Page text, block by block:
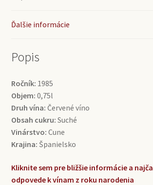
Ďalšie informácie
Popis
Ročník: 1985
Objem: 0,75l
Druh vína: Červené víno
Obsah cukru: Suché
Vinárstvo: Cune
Krajina: Španielsko
Kliknite sem pre bližšie informácie a
odpovede k vínam z roku narodenia